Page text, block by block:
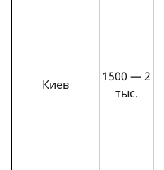
Киев
1500 — 2
тыс.